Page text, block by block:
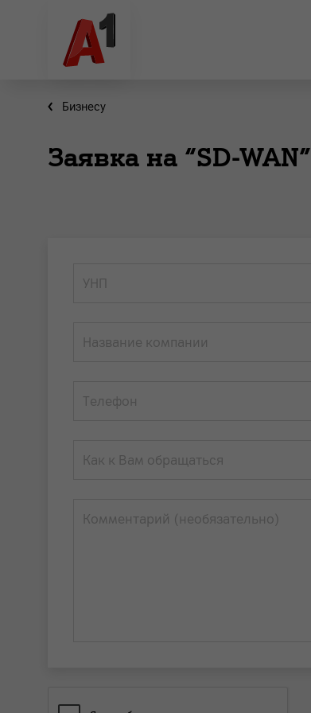
Бизнесу
Заявка на “SD-WAN”
УНП
Название компании
Телефон
Как к Вам обращаться
Комментарий (необязательно)